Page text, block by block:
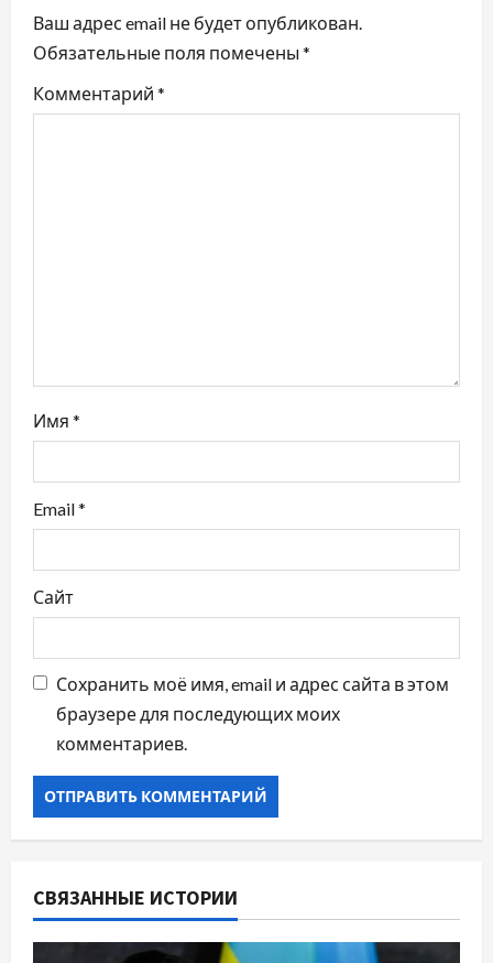
и
я
п
с
я
м
Ваш адрес email не будет опубликован.
Обязательные поля помечены *
Комментарий *
Имя *
Email*
Сайт
Сохранить моё имя, email и адрес сайта в этом
браузере для последующих моих
комментариев.
СВЯЗАННЫЕ ИСТОРИИ